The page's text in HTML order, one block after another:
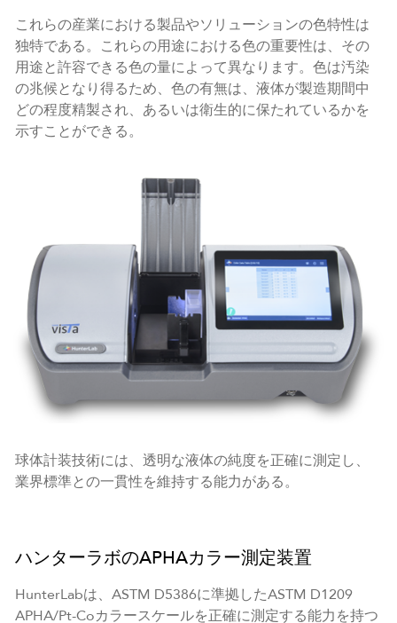
これらの産業における製品やソリューションの色特性は
独特である。これらの用途における色の重要性は、その
用途と許容できる色の量によって異なります。色は汚染
の兆候となり得るため、色の有無は、液体が製造期間中
どの程度精製され、あるいは衛生的に保たれているかを
示すことができる。
球体計装技術には、透明な液体の純度を正確に測定し、
業界標準との一貫性を維持する能力がある。
ハンターラボのAPHAカラー測定装置
HunterLabは、ASTM D5386に準拠したASTM D1209
APHA/Pt-Coカラースケールを正確に測定する能力を持つ